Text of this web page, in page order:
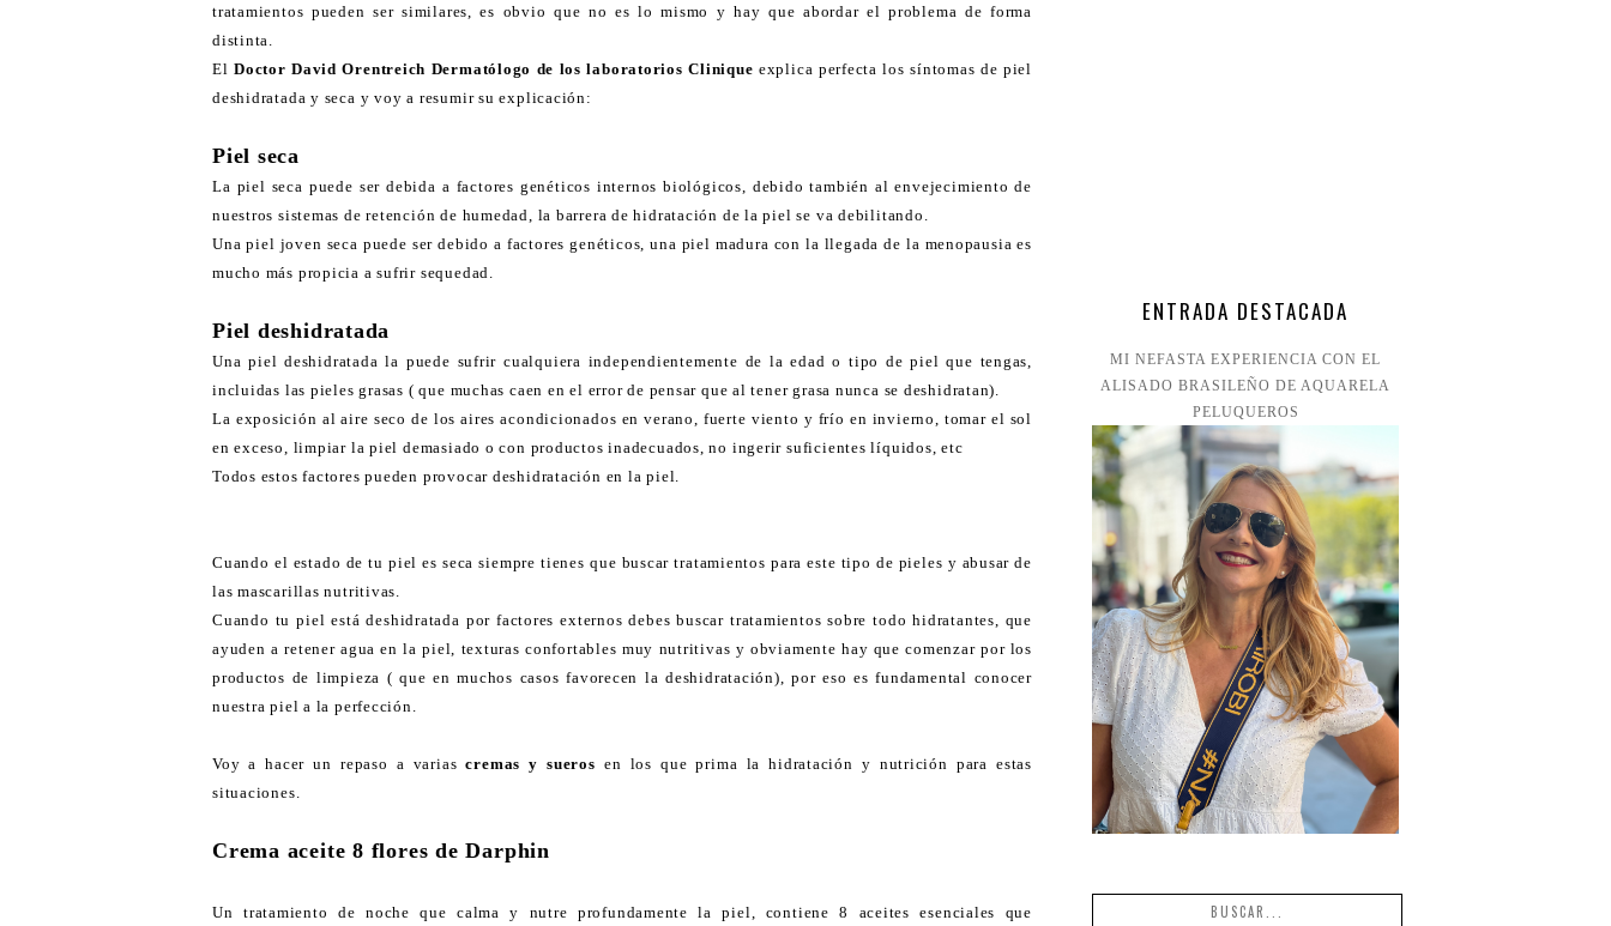
tratamientos pueden ser similares, es obvio que no es lo mismo y hay que abordar el problema de forma
distinta.
El Doctor David Orentreich Dermatólogo de los laboratorios Clinique explica perfecta los síntomas de piel
deshidratada y seca y voy a resumir su explicación:
Piel seca
La piel seca puede ser debida a factores genéticos internos biológicos, debido también al envejecimiento de
nuestros sistemas de retención de humedad, la barrera de hidratación de la piel se va debilitando.
Una piel joven seca puede ser debido a factores genéticos, una piel madura con la llegada de la menopausia es
mucho más propicia a sufrir sequedad.
Piel deshidratada
Una piel deshidratada la puede sufrir cualquiera independientemente de la edad o tipo de piel que tengas,
incluidas las pieles grasas ( que muchas caen en el error de pensar que al tener grasa nunca se deshidratan).
La exposición al aire seco de los aires acondicionados en verano, fuerte viento y frío en invierno, tomar el sol
en exceso, limpiar la piel demasiado o con productos inadecuados, no ingerir suficientes líquidos, etc
Todos estos factores pueden provocar deshidratación en la piel.
Cuando el estado de tu piel es seca siempre tienes que buscar tratamientos para este tipo de pieles y abusar de
las mascarillas nutritivas.
Cuando tu piel está deshidratada por factores externos debes buscar tratamientos sobre todo hidratantes, que
ayuden a retener agua en la piel, texturas confortables muy nutritivas y obviamente hay que comenzar por los
productos de limpieza ( que en muchos casos favorecen la deshidratación), por eso es fundamental conocer
nuestra piel a la perfección.
Voy a hacer un repaso a variascremas y sueros en los que prima la hidratación y nutrición para estas
situaciones.
Crema aceite 8 flores de Darphin
Un tratamiento de noche que calma y nutre profundamente la piel, contiene 8 aceites esenciales que
ENTRADA DESTACADA
MI NEFASTA EXPERIENCIA CON EL
ALISADO BRASILEÑO DE AQUARELA
PELUQUEROS